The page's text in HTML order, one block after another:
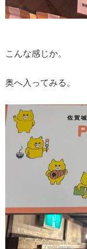
こんな感じか。
奥へ入ってみる。